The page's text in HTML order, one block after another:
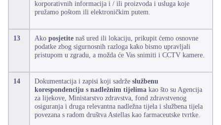
korporativnih informacija i / ili proizvoda i usluga koje
pružamo poštom ili elektroničkim putem.
13 Akoposjetite naš ured ili lokaciju, prikupit ćemo osnovne
podatke zbog sigurnosnih razloga kako bismo upravljali
pristupom u zgradu, a možda će Vas snimiti i CCTV kamere.
14 Dokumentacija i zapisi koji sadržeslužbenu
korespondenciju s nadležnim tijelima kao što su Agencija
za lijekove, Ministarstvo zdravstva, fond zdravstvenog
osiguranja i druga relevantna nadležna tijela i službena tijela
povezana s radom društva Astellas kao farmaceutske tvrtke.